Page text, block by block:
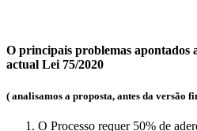
O principais problemas
actual Lei 75/2020
( analisamos a proposta, antes da versão
O Processo requer 50% de